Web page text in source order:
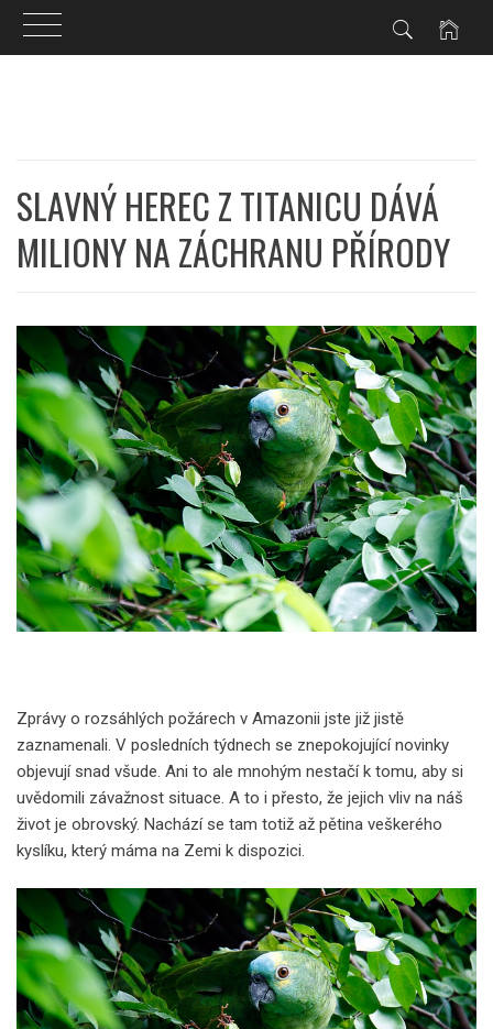
SLAVNÝ HEREC Z TITANICU DÁVÁ
MILIONY NA ZÁCHRANU PŘÍRODY
Zprávy o rozsáhlých požárech v Amazonii jste již jistě
zaznamenali. V posledních týdnech se znepokojující novinky
objevují snad všude. Ani to ale mnohým nestačí k tomu, aby si
uvědomili závažnost situace. A to i přesto, že jejich vliv na náš
život je obrovský. Nachází se tam totiž až pětina veškerého
kyslíku, který máma na Zemi k dispozici.